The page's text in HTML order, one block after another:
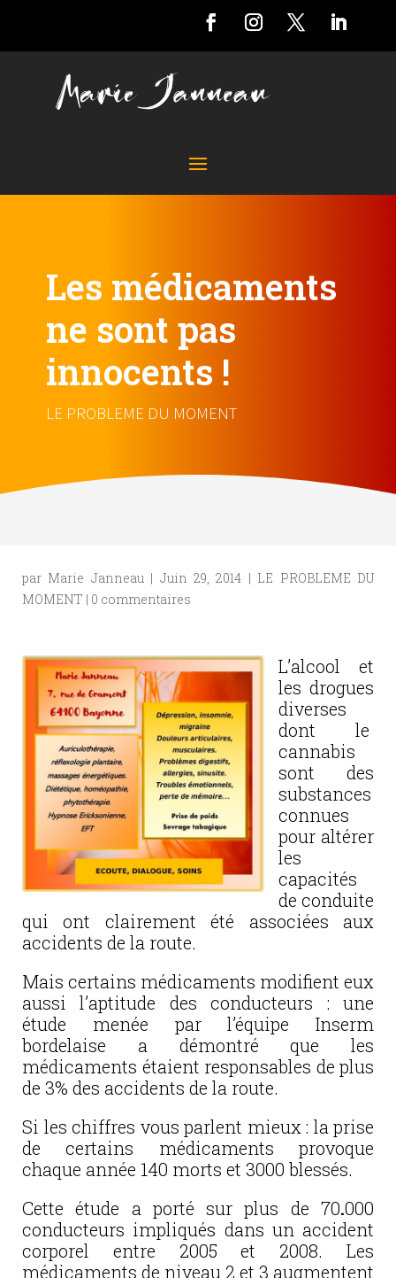
Les médicaments
ne sont pas
innocents !
LE PROBLEME DU MOMENT
par Marie Janneau| Juin 29, 2014 | LE PROBLEME DU
MOMENT | 0 commentaires
L’alcool et
les drogues
diverses
dont le
cannabis
sont des
substances
connues
pour altérer
les
capacités
de conduite
qui ont clairement été associées aux
accidents de la route.
Mais certains médicaments modifient eux
aussi l’aptitude des conducteurs
: une
étude menée par l’équipe Inserm
bordelaise a démontré que les
médicaments étaient responsables de plus
de 3% des accidents de la route.
Si les chiffres vous parlent mieux : la prise
de certains médicaments provoque
chaque année 140 morts et 3000 blessés.
Cette étude a porté sur plus de 70.000
conducteurs impliqués dans un accident
corporel entre 2005 et 2008. Les
médicaments de niveau 2 et 3 augmentent